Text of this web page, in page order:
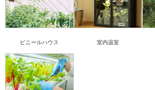
ビニールハウス 室内温室